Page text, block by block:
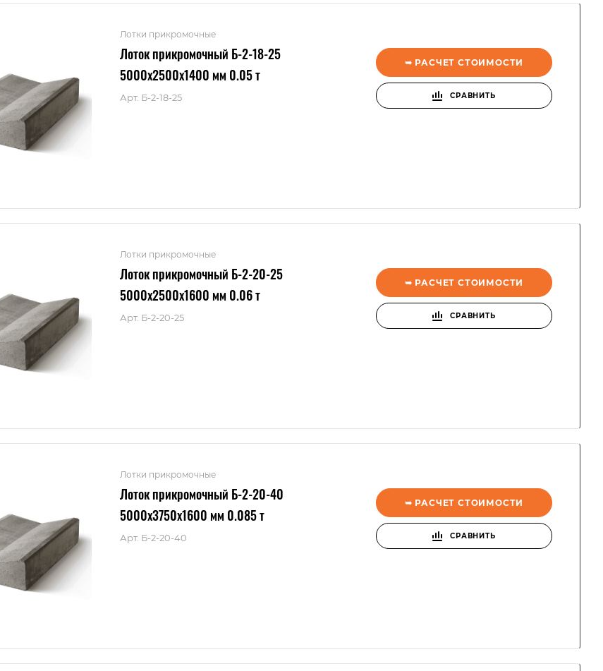
Лотки прикромочные
Лоток прикромочный Б-2-18-25
5000x2500x1400 мм 0.05 т
Арт. Б-2-18-25
➥ РАСЧЕТ СТОИМОСТИ
СРАВНИТЬ
Лотки прикромочные
Лоток прикромочный Б-2-20-25
5000x2500x1600 мм 0.06 т
Арт. Б-2-20-25
➥ РАСЧЕТ СТОИМОСТИ
СРАВНИТЬ
Лотки прикромочные
Лоток прикромочный Б-2-20-40
5000x3750x1600 мм 0.085 т
Арт. Б-2-20-40
➥ РАСЧЕТ СТОИМОСТИ
СРАВНИТЬ